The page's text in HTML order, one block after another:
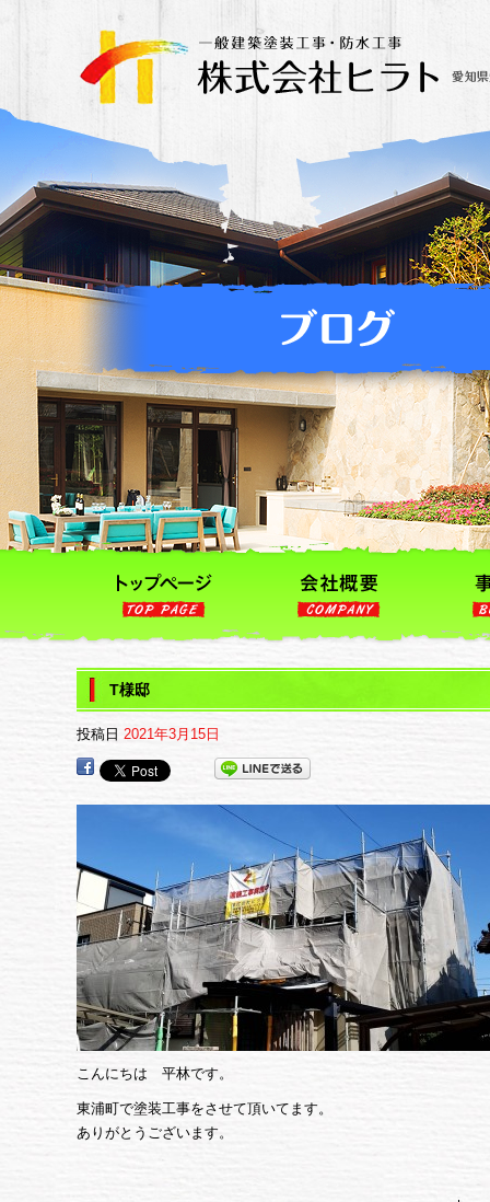
T様邸
投稿日 2021年3月15日
こんにちは 平林です。
東浦町で塗装工事をさせて頂いてます。
ありがとうございます。